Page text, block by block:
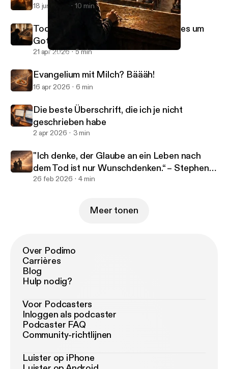
Tock, tock, tock - und plötzlich geht es um Gott
18 jun 2026 10 min
Tock, tock, tock - und plötzlich geht es um
Gott
21 apr 2026 5 min
Evangelium mit Milch? Bäääh!
16 apr 2026 6 min
Die beste Überschrift, die ich je nicht
geschrieben habe
2 apr 2026 3 min
"Ich denke, der Glaube an ein Leben nach
dem Tod ist nur Wunschdenken.“ – Stephen
Hawking
26 feb 2026 4 min
Meer tonen
Over Podimo
Carrières
Blog
Hulp nodig?
Voor Podcasters
Inloggen als podcaster
Podcaster FAQ
Community-richtlijnen
Luister op iPhone